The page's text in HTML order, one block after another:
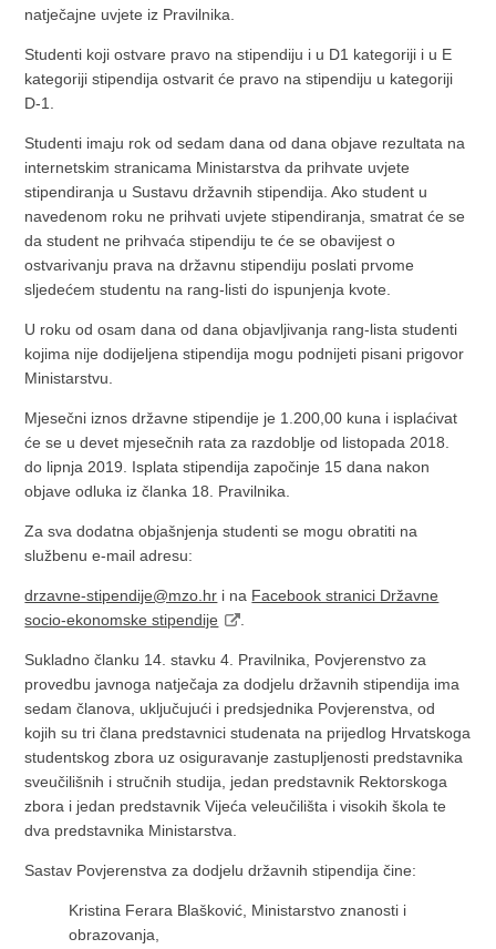
natječajne uvjete iz Pravilnika.
Studenti koji ostvare pravo na stipendiju i u D1 kategoriji i u E
kategoriji stipendija ostvarit će pravo na stipendiju u kategoriji
D-1.
Studenti imaju rok od sedam dana od dana objave rezultata na
internetskim stranicama Ministarstva da prihvate uvjete
stipendiranja u Sustavu državnih stipendija. Ako student u
navedenom roku ne prihvati uvjete stipendiranja, smatrat će se
da student ne prihvaća stipendiju te će se obavijest o
ostvarivanju prava na državnu stipendiju poslati prvome
sljedećem studentu na rang-listi do ispunjenja kvote.
U roku od osam dana od dana objavljivanja rang-lista studenti
kojima nije dodijeljena stipendija mogu podnijeti pisani prigovor
Ministarstvu.
Mjesečni iznos državne stipendije je 1.200,00 kuna i isplaćivat
će se u devet mjesečnih rata za razdoblje od listopada 2018.
do lipnja 2019. Isplata stipendija započinje 15 dana nakon
objave odluka iz članka 18. Pravilnika.
Za sva dodatna objašnjenja studenti se mogu obratiti na
službenu e-mail adresu:
drzavne-stipendije@mzo.hr i na Facebook stranici Državne
socio-ekonomske stipendije
Sukladno članku 14. stavku 4. Pravilnika, Povjerenstvo za
provedbu javnoga natječaja za dodjelu državnih stipendija ima
sedam članova, uključujući i predsjednika Povjerenstva, od
kojih su tri člana predstavnici studenata na prijedlog Hrvatskoga
studentskog zbora uz osiguravanje zastupljenosti predstavnika
sveučilišnih i stručnih studija, jedan predstavnik Rektorskoga
zbora i jedan predstavnik Vijeća veleučilišta i visokih škola te
dva predstavnika Ministarstva.
Sastav Povjerenstva za dodjelu državnih stipendija čine:
Kristina Ferara Blašković, Ministarstvo znanosti i
obrazovanja,